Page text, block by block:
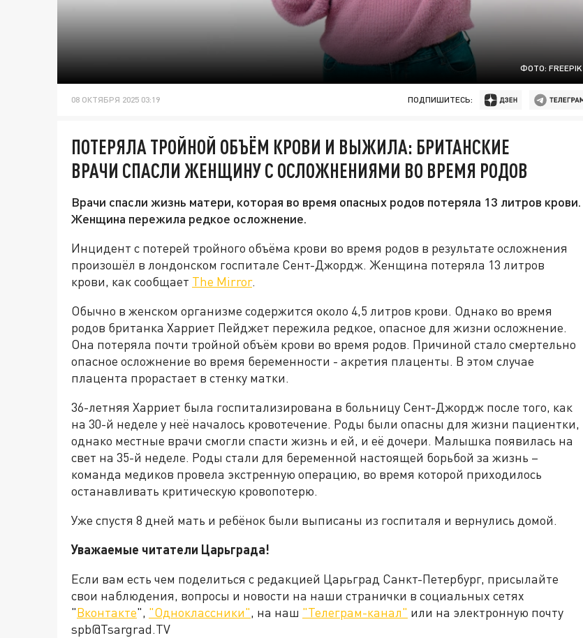
ФОТО: FREEPIK
08 ОКТЯБРЯ 2025 03:19 ПОДПИШИТЕСЬ:
ПОТЕРЯЛА ТРОЙНОЙ ОБЪЁМ КРОВИ И ВЫЖИЛА: БРИТАНСКИЕ
ВРАЧИ СПАСЛИ ЖЕНЩИНУ С ОСЛОЖНЕНИЯМИ ВО ВРЕМЯ РОДОВ
Врачи спасли жизнь матери, которая во время опасных родов потеряла 13 литров крови.
Женщина пережила редкое осложнение.
Инцидент с потерей тройного объёма крови во время родов в результате осложнения
произошёл в лондонском госпитале Сент-Джордж. Женщина потеряла 13 литров
крови, как сообщает The Mirror.
Обычно в женском организме содержится около 4,5 литров крови. Однако во время
родов британка Харриет Пейджет пережила редкое, опасное для жизни осложнение.
Она потеряла почти тройной объём крови во время родов. Причиной стало смертельно
опасное осложнение во время беременности - акретия плаценты. В этом случае
плацента прорастает в стенку матки.
36-летняя Харриет была госпитализирована в больницу Сент-Джордж после того, как
на 30-й неделе у неё началось кровотечение. Роды были опасны для жизни пациентки,
однако местные врачи смогли спасти жизнь и ей, и её дочери. Малышка появилась на
свет на 35-й неделе. Роды стали для беременной настоящей борьбой за жизнь –
команда медиков провела экстренную операцию, во время которой приходилось
останавливать критическую кровопотерю.
Уже спустя 8 дней мать и ребёнок были выписаны из госпиталя и вернулись домой.
Уважаемые читатели Царьграда!
Если вам есть чем поделиться с редакцией Царьград Санкт-Петербург, присылайте
свои наблюдения, вопросы и новости на наши странички в социальных сетях
"Вконтакте", "Одноклассники", на наш "Телеграм-канал" или на электронную почту
spb@Tsargrad.TV